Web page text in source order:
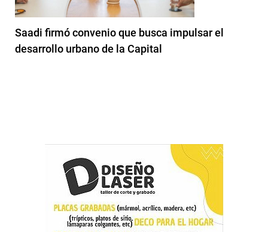
Saadi firmó convenio que busca impulsar el
desarrollo urbano de la Capital